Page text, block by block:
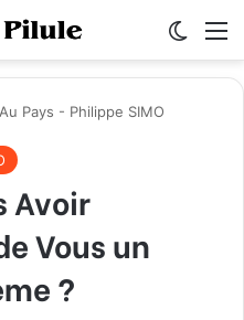
Pays - Philippe SIMO
Avoir
Vous un
?